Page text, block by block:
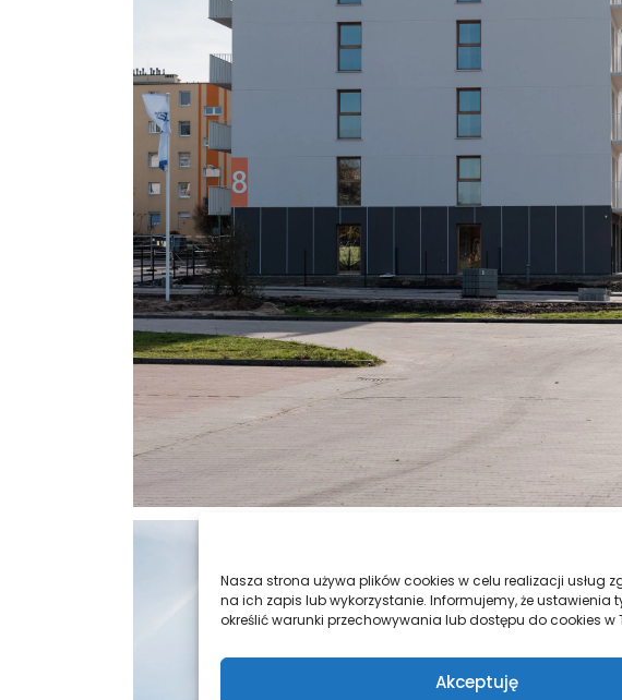
Nasza strona używa plików cookies w celu realizacji usług
na ich zapis lub wykorzystanie. Informujemy, że
określić warunki przechowywania lub dostępu do cookies
Akceptuję